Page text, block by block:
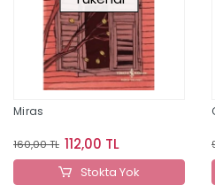
Miras
160,00 TL 112,00 TL
Stokta Yok